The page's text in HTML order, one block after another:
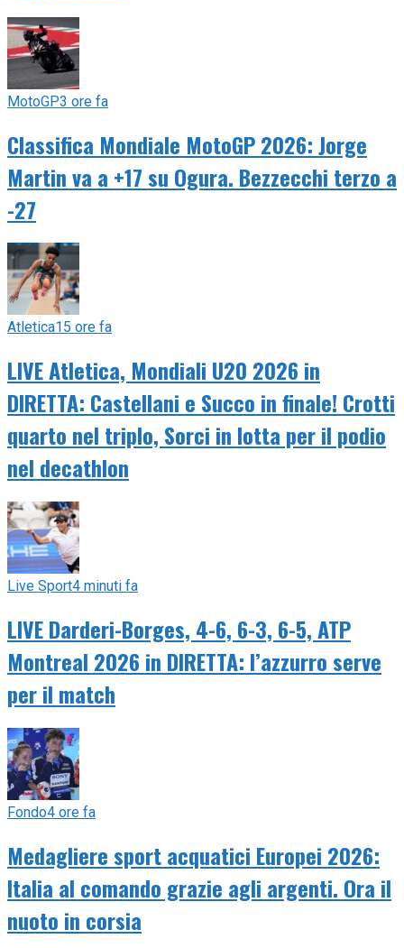
MotoGP3 ore fa
Classifica Mondiale MotoGP 2026: Jorge
Martin va a +17 su Ogura. Bezzecchi terzo a
-27
Atletica15 ore fa
LIVE Atletica, Mondiali U20 2026 in
DIRETTA: Castellani e Succo in finale! Crotti
quarto nel triplo, Sorci in lotta per il podio
nel decathlon
Live Sport4 minuti fa
LIVE Darderi-Borges, 4-6, 6-3, 6-5, ATP
Montreal 2026 in DIRETTA: l’azzurro serve
per il match
Fondo4 ore fa
Medagliere sport acquatici Europei 2026:
Italia al comando grazie agli argenti. Ora il
nuoto in corsia